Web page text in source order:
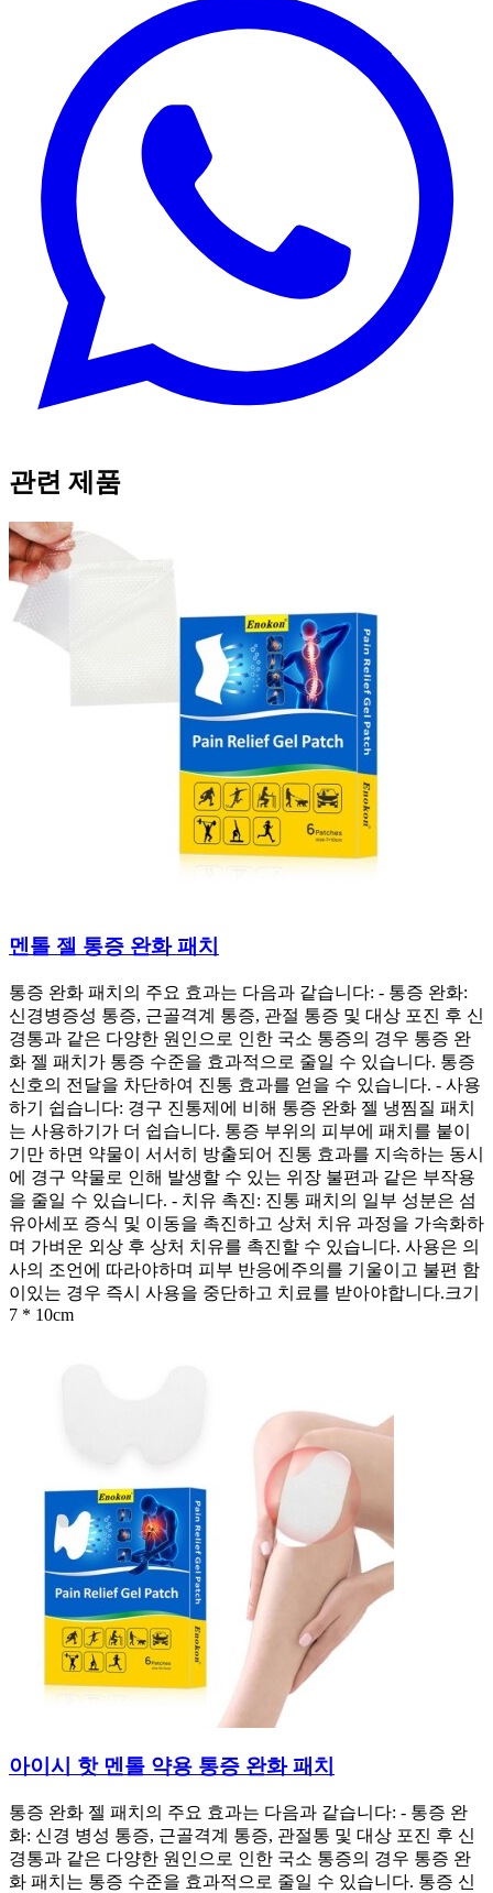
관련 제품
멘톨 젤 통증 완화 패치
통증 완화 패치의 주요 효과는 다음과 같습니다: - 통증 완화:
신경병증성 통증, 근골격계 통증, 관절 통증 및 대상 포진 후 신
경통과 같은 다양한 원인으로 인한 국소 통증의 경우 통증 완
화 젤 패치가 통증 수준을 효과적으로 줄일 수 있습니다. 통증
신호의 전달을 차단하여 진통 효과를 얻을 수 있습니다. - 사용
하기 쉽습니다: 경구 진통제에 비해 통증 완화 젤 냉찜질 패치
는 사용하기가 더 쉽습니다. 통증 부위의 피부에 패치를 붙이
기만 하면 약물이 서서히 방출되어 진통 효과를 지속하는 동시
에 경구 약물로 인해 발생할 수 있는 위장 불편과 같은 부작용
을 줄일 수 있습니다. - 치유 촉진: 진통 패치의 일부 성분은 섬
유아세포 증식 및 이동을 촉진하고 상처 치유 과정을 가속화하
며 가벼운 외상 후 상처 치유를 촉진할 수 있습니다. 사용은 의
사의 조언에 따라야하며 피부 반응에주의를 기울이고 불편 함
이있는 경우 즉시 사용을 중단하고 치료를 받아야합니다.크기
7 * 10cm
아이시 핫 멘톨 약용 통증 완화 패치
통증 완화 젤 패치의 주요 효과는 다음과 같습니다: - 통증 완
화: 신경 병성 통증, 근골격계 통증, 관절통 및 대상 포진 후 신
경통과 같은 다양한 원인으로 인한 국소 통증의 경우 통증 완
화 패치는 통증 수준을 효과적으로 줄일 수 있습니다. 통증 신